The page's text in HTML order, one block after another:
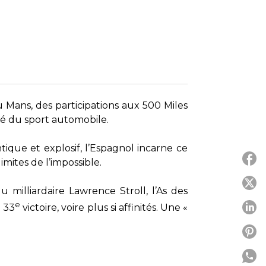
des participations aux 500 Miles
du sport automobile.
et explosif, l’Espagnol incarne ce
de l’impossible.
milliardaire Lawrence Stroll, l’As des
33e victoire, voire plus si affinités. Une «